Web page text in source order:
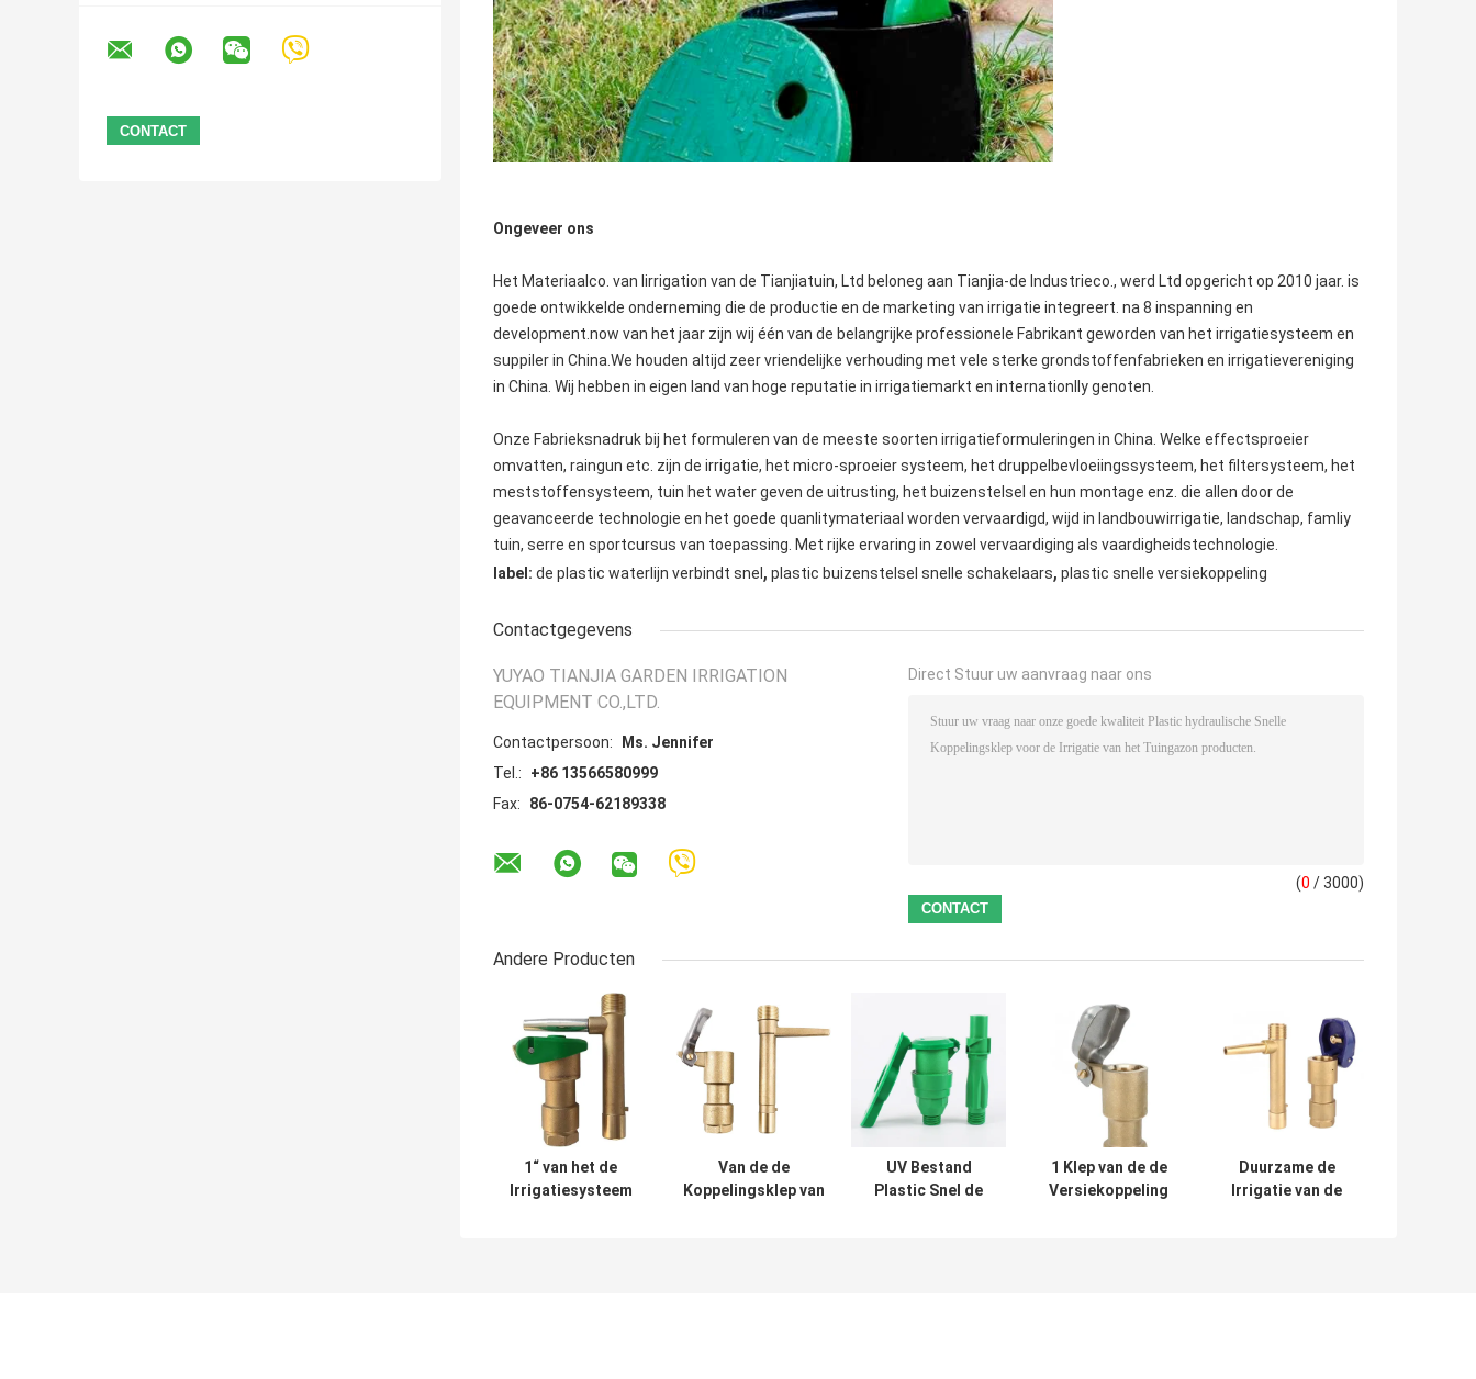
Ongeveer ons
Het Materiaalco. van Iirrigation van de Tianjiatuin, Ltd beloneg aan Tianjia-de Industrieco., werd Ltd opgericht op 2010 jaar. is
goede ontwikkelde onderneming die de productie en de marketing van irrigatie integreert. na 8 inspanning en
development.now van het jaar zijn wij één van de belangrijke professionele Fabrikant geworden van het irrigatiesysteem en
suppiler in China.We houden altijd zeer vriendelijke verhouding met vele sterke grondstoffenfabrieken en irrigatievereniging
in China. Wij hebben in eigen land van hoge reputatie in irrigatiemarkt en internationlly genoten.
Onze Fabrieksnadruk bij het formuleren van de meeste soorten irrigatieformuleringen in China. Welke effectsproeier
omvatten, raingun etc. zijn de irrigatie, het micro-sproeier systeem, het druppelbevloeiingssysteem, het filtersysteem, het
meststoffensysteem, tuin het water geven de uitrusting, het buizenstelsel en hun montage enz. die allen door de
geavanceerde technologie en het goede quanlitymateriaal worden vervaardigd, wijd in landbouwirrigatie, landschap, famliy
tuin, serre en sportcursus van toepassing. Met rijke ervaring in zowel vervaardiging als vaardigheidstechnologie.
label: de plastic waterlijn verbindt snel , plastic buizenstelsel snelle schakelaars, plastic snelle versiekoppeling
Contactgegevens
YUYAO TIANJIA GARDEN IRRIGATION
EQUIPMENT CO.,LTD.
Contactpersoon:
Ms. Jennifer
Tel.:
+86 13566580999
Fax:
86-0754-62189338
Direct Stuur uw aanvraag naar ons
(0 / 3000)
Andere Producten
1“ van het de
Irrigatiesysteem
Van de de
Koppelingsklep van
UV Bestand
Plastic Snel de
1 Klep van de de
Versiekoppeling
Duurzame de
Irrigatie van de